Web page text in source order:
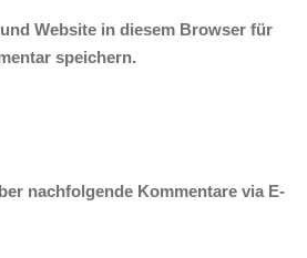
Website in diesem Browser für
speichern.
nachfolgende Kommentare via E-